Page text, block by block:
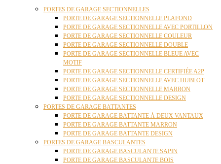
PORTES DE GARAGE SECTIONNELLES
PORTE DE GARAGE SECTIONNELLE PLAFOND
PORTE DE GARAGE SECTIONNELLE AVEC PORTILLON
PORTE DE GARAGE SECTIONNELLE COULEUR
PORTE DE GARAGE SECTIONNELLE DOUBLE
PORTE DE GARAGE SECTIONNELLE BLEUE AVEC
MOTIF
PORTE DE GARAGE SECTIONNELLE CERTIFIÉE A2P
PORTE DE GARAGE SECTIONNELLE AVEC HUBLOT
PORTE DE GARAGE SECTIONNELLE MARRON
PORTE DE GARAGE SECTIONNELLE DESIGN
PORTES DE GARAGE BATTANTES
PORTE DE GARAGE BATTANTE À DEUX VANTAUX
PORTE DE GARAGE BATTANTE MARRON
PORTE DE GARAGE BATTANTE DESIGN
PORTES DE GARAGE BASCULANTES
PORTE DE GARAGE BASCULANTE SAPIN
PORTE DE GARAGE BASCULANTE BOIS